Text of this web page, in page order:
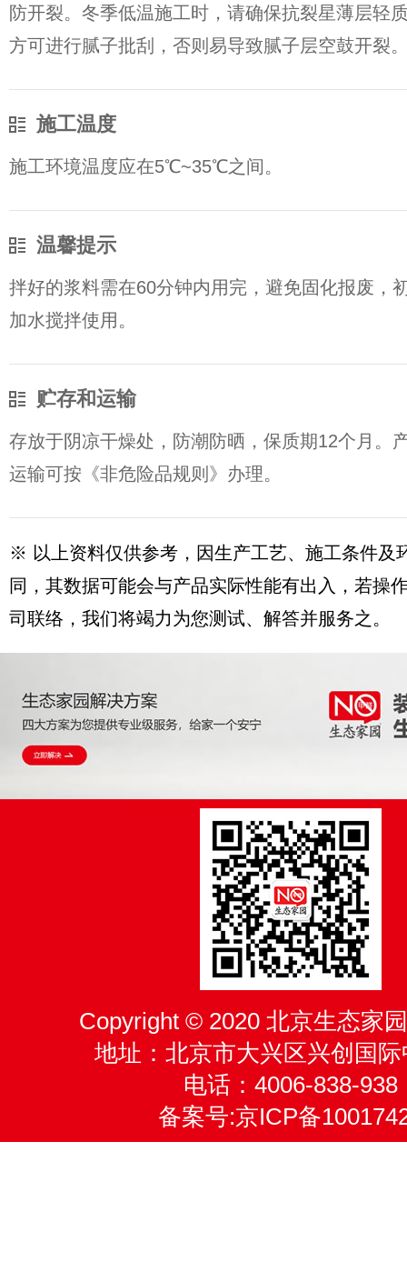
防开裂。冬季低温施工时，请确保抗裂星薄层轻
方可进行腻子批刮，否则易导致腻子层空鼓开裂
施工温度
施工环境温度应在5℃~35℃之间。
温馨提示
拌好的浆料需在60分钟内用完，避免固化报废，
加水搅拌使用。
贮存和运输
存放于阴凉干燥处，防潮防晒，保质期12个月。
运输可按《非危险品规则》办理。
※ 以上资料仅供参考，因生产工艺、施工条件及
同，其数据可能会与产品实际性能有出入，若操
司联络，我们将竭力为您测试、解答并服务之。
Copyright © 2020 北京生态家
地址：北京市大兴区兴创国
电话：4006-838-938
备案号:京ICP备